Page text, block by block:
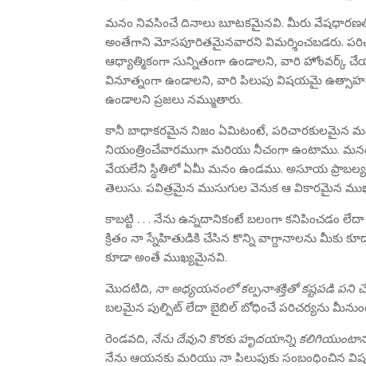
మనం నివసించే దినాలు బూటకమైనవి. మీరు
అంతేగాని మోసపూరితమైనవారని విమర్శించబడరు.
ఆధ్యాత్మికంగా సున్నితంగా ఉండాలని, వారి
వినూత్నంగా ఉండాలని, వారి పిలుపు విషయమై
ఉండాలని ప్రజలు నమ్ముతారు.
కానీ బాధాకరమైన నిజం ఏమిటంటే, పరిచారకులమైన
నియంత్రించేవారముగా మరియు నీచంగా ఉంటాము.
వేయలేని స్థితిలో ఏమీ మనం ఉండము. అసూయ ప్రాబల్యం
తెలుసు. పవిత్రమైన ముసుగుల వెనుక ఆ వికారమైన
కాబట్టి . . . నేను ఉన్నదానికంటే బలంగా కనిపించడం
క్రితం నా స్నేహితుడికి చేసిన కొన్ని వాగ్దానాలను మీకు
కూడా అంతే ముఖ్యమైనవి.
మొదటిది, నా అధ్యయనంలో కల్పనాశక్తితో కష్టపడి పని
బలమైన పుల్పిట్ లేదా బైబిల్ బోధించే పరిచర్యను మీనుండి
రెండవది, నేను దేవుని కొరకు హృదయాన్ని
నేను ఆయనకు మరియు నా పిలుపుకు సంబంధించిన